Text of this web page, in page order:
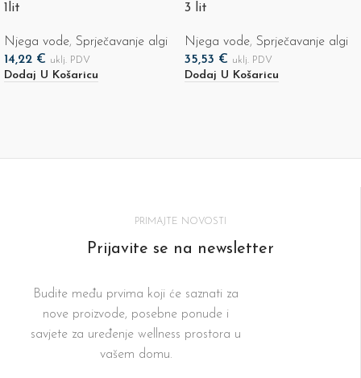
1lit
Njega vode, Sprječavanje algi
14,22 € uklj. PDV
Dodaj U Košaricu
3 lit
Njega vode, Sprječavanje algi
35,53 € uklj. PDV
Dodaj U Košaricu
PRIMAJTE NOVOSTI
Prijavite se na newsletter
Budite među prvima koji će saznati za
nove proizvode, posebne ponude i
savjete za uređenje wellness prostora u
vašem domu.